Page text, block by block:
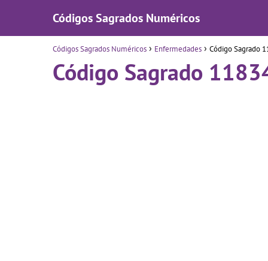
Códigos Sagrados Numéricos
Códigos Sagrados Numéricos Enfermedades Código Sagrado
Código Sagrado